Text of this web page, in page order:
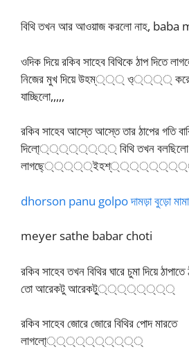
বিথি তখন আর আওয়াজ করলো নাহ,
ওদিক দিয়ে রকিব সাহেব বিথিকে
নিজের মুখ দিয়ে উহম্্্্ ও্্্্্ করে
যাচ্ছিলো,,,,,
রকিব সাহেব আস্তে আস্তে তার ঠাপের গতি
দিলো্্্্্্্্্ বিথি তখন বলছিলো
dhorson panu golpo দামড়া বুড়ো মামা
meyer sathe babar choti
রকিব সাহেব তখন বিথির ঘারে চুমা দিয়ে
তো আরেকটু আরেকটু্্্্্্্্্
রকিব সাহেব জোরে জোরে বিথির পোদ মারতে
লাগলো্্্্্্্্্্্